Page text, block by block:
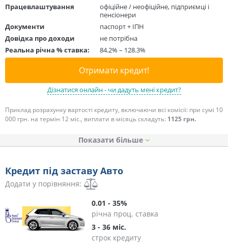
Працевлаштування
офіційне / неофіційне, підприємці і
пенсіонери
Документи
паспорт + ІПН
Довідка про доходи
не потрібна
Реальна річна % ставка:
84.2% – 128.3%
Отримати кредит!
Дізнатися онлайн - чи дадуть мені кредит?
Приклад розрахунку вартості кредиту, включаючи всі комісії: при сумі 10
000 грн. на термін 12 міс., виплати в місяць складуть: 1125 грн.
Показати
Кредит під заставу Авто
Додати у порівняння:
0.01 - 35%
річна проц. ставка
3 - 36 міс.
строк кредиту